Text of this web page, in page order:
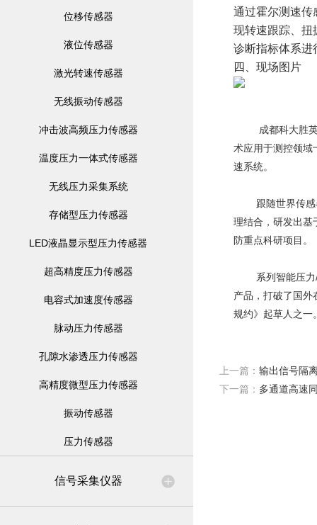
位移传感器
液位传感器
激光转速传感器
无线振动传感器
冲击波高频压力传感器
温度压力一体式传感器
无线压力采集系统
存储型压力传感器
LED液晶显示型压力传感器
超高精度压力传感器
电容式加速度传感器
脉动压力传感器
孔隙水渗透压力传感器
高精度微型压力传感器
振动传感器
压力传感器
信号采集仪器
通过霍尔测速传
现转速跟踪、扭
诊断指标体系进
四、现场图片
成都科大胜英科
术应用于测控领域
速系统。
跟随世界传感器
理结合，研发出基
防重点科研项目。
系列智能压力/复
产品，打破了国外
规约》起草人之一
上一篇： 输出信号隔
下一篇： 多通道高速